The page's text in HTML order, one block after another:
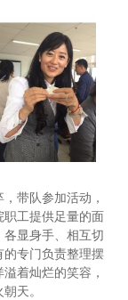
带队参加活动，
职工提供足量的面
各显身手、相互切
的专门负责整理摆
着灿烂的笑容，
天。